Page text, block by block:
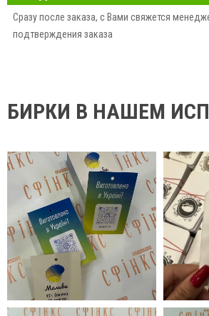
Сразу после заказа, с Вами свяжется
подтверждения заказа
БИРКИ В НАШЕМ